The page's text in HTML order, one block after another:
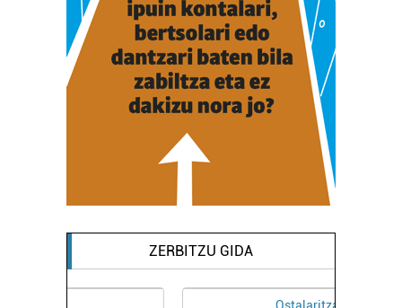
ZERBITZU GIDA